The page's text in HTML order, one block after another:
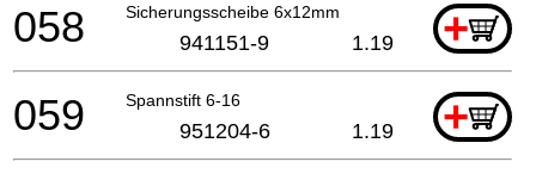
Sicherungsscheibe 6x12mm +
058 941151-9 1.19
Spannstift 6-16 +
059 951204-6 1.19